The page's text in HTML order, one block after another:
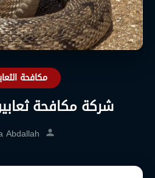
مكافحة
شركة مكافحة